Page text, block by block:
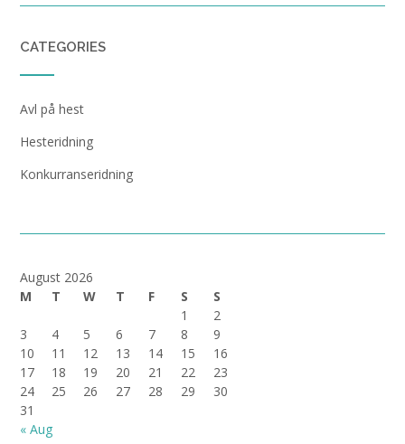
CATEGORIES
Avl på hest
Hesteridning
Konkurranseridning
August 2026
M
T W T F S S
« Aug
1
2
3
4 5 6 7 8
9
10
11 12 13 14 15
16
17
18 19 20 21 22
23
24
25 26 27 28 29
30
31